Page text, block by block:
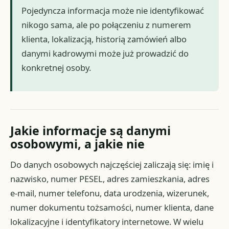
Pojedyncza informacja może nie identyfikować
nikogo sama, ale po połączeniu z numerem
klienta, lokalizacją, historią zamówień albo
danymi kadrowymi może już prowadzić do
konkretnej osoby.
Jakie informacje są danymi
osobowymi, a jakie nie
Do danych osobowych najczęściej zaliczają się: imię i
nazwisko, numer PESEL, adres zamieszkania, adres
e-mail, numer telefonu, data urodzenia, wizerunek,
numer dokumentu tożsamości, numer klienta, dane
lokalizacyjne i identyfikatory internetowe. W wielu